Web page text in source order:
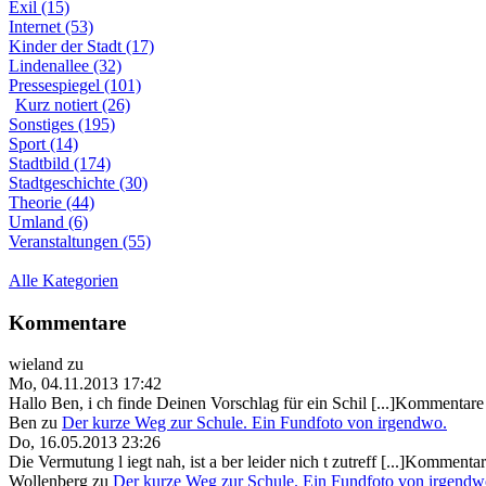
Exil (15)
Internet (53)
Kinder der Stadt (17)
Lindenallee (32)
Pressespiegel (101)
Kurz notiert (26)
Sonstiges (195)
Sport (14)
Stadtbild (174)
Stadtgeschichte (30)
Theorie (44)
Umland (6)
Veranstaltungen (55)
Alle Kategorien
Kommentare
wieland zu
Mo, 04.11.2013 17:42
Hallo Ben, i ch finde Deinen Vorschlag für ein Schil
Ben zu Der kurze Weg zur Schule. Ein Fundfoto von irgendwo.
Do, 16.05.2013 23:26
Die Vermutung l iegt nah, ist a ber leider nich t zutreff
Wollenberg zu Der kurze Weg zur Schule. Ein Fundfoto von